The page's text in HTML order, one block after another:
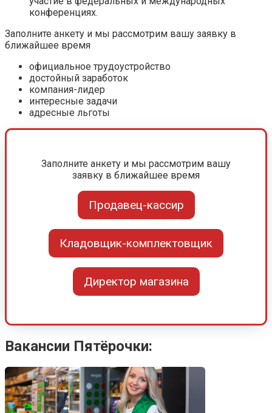
конференциях.
Заполните анкету и мы рассмотрим вашу заявку в
ближайшее время
официальное трудоустройство
достойный заработок
компания-лидер
интересные задачи
адресные льготы
Заполните анкету и мы рассмотрим вашу
заявку в ближайшее время
Продавец-кассир
Кладовщик-комплектовщик
Директор магазина
Вакансии Пятёрочки: